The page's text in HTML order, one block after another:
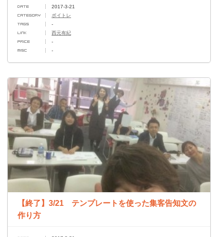
2017-3-21
ボイトレ
-
西元有紀
-
-
【終了】3/21 テンプレートを使った集客告知文の
作り方